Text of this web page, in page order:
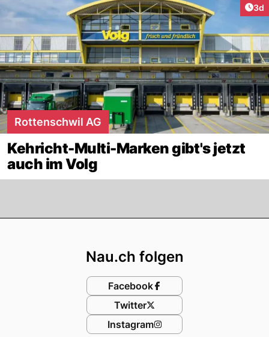
3d
Rottenschwil AG
Kehricht-Multi-Marken gibt's jetzt
auch im Volg
Nau.ch folgen
Facebook
Twitter
Instagram